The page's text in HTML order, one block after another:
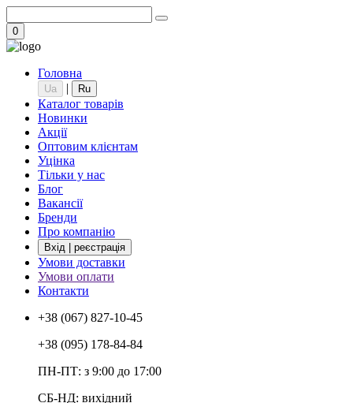
0
Головна
Ua | Ru
Каталог товарів
Новинки
Акції
Оптовим клієнтам
Уцінка
Тільки у нас
Блог
Вакансії
Бренди
Про компанію
Вхід | реєстрація
Умови доставки
Умови оплати
Контакти
+38 (067) 827-10-45
+38 (095) 178-84-84
ПН-ПТ: з 9:00 до 17:00
СБ-НД: вихідний